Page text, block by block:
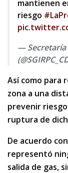
mantienen
riesgo
— Secretaría
Así como para
zona a una
prevenir
ruptura de
De acuerdo
representó
salida de gas,